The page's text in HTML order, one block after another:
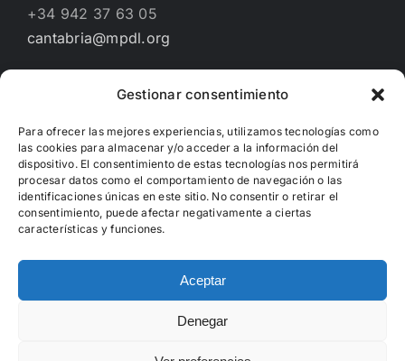
Gestionar consentimiento
Para ofrecer las mejores experiencias, utilizamos tecnologías como
las cookies para almacenar y/o acceder a la información del
dispositivo. El consentimiento de estas tecnologías nos permitirá
procesar datos como el comportamiento de navegación o las
identificaciones únicas en este sitio. No consentir o retirar el
consentimiento, puede afectar negativamente a ciertas
características y funciones.
Aceptar
Denegar
+34 942 37 63 05
cantabria@mpdl.org
Financiado por